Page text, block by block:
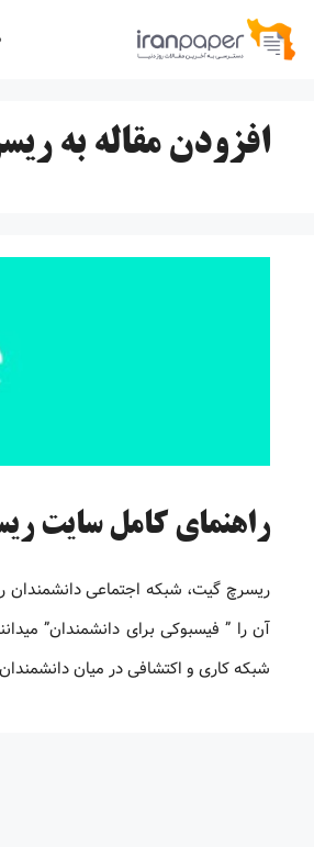
پرش
افزودن مقاله به
راهنمای کامل سایت
شبکه کاری و اکتشافی در میان